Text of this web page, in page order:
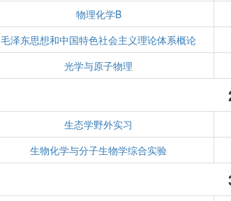
物理化学B
毛泽东思想和中国特色社会主义理论体系概论
光学与原子物理
生态学野外实习
生物化学与分子生物学综合实验